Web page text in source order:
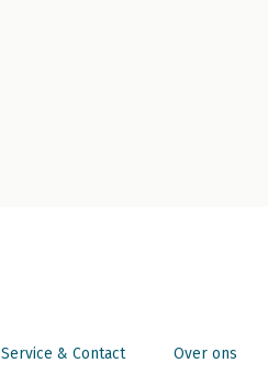
Service & Contact Over ons